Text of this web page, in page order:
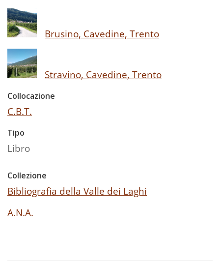
Brusino, Cavedine, Trento
Stravino, Cavedine, Trento
Collocazione
C.B.T.
Tipo
Libro
Collezione
Bibliografia della Valle dei Laghi
A.N.A.